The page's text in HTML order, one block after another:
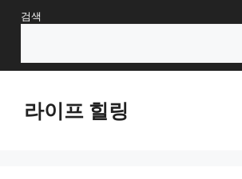
Skip검색
라이프 힐링